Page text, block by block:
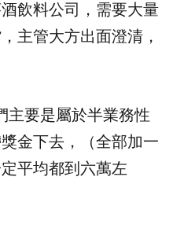
飲料公司，需要大量
主管大方出面澄清，
主要是屬於半業務性
金下去，（全部加一
平均都到六萬左